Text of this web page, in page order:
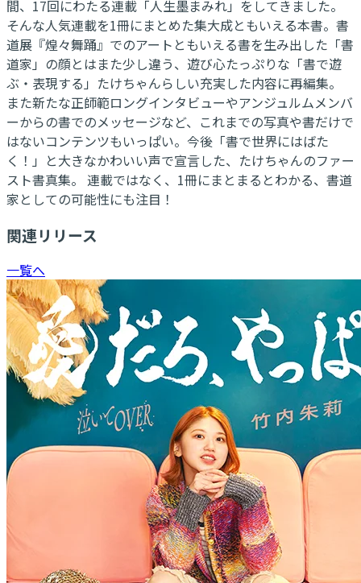
間、17回にわたる連載「人生墨まみれ」をしてきました。
そんな人気連載を1冊にまとめた集大成ともいえる本書。書
道展『煌々舞踊』でのアートともいえる書を生み出した「書
道家」の顔とはまた少し違う、遊び心たっぷりな「書で遊
ぶ・表現する」たけちゃんらしい充実した内容に再編集。
また新たな正師範ロングインタビューやアンジュルムメンバ
ーからの書でのメッセージなど、これまでの写真や書だけで
はないコンテンツもいっぱい。今後「書で世界にはばた
く！」と大きなかわいい声で宣言した、たけちゃんのファー
スト書真集。 連載ではなく、1冊にまとまるとわかる、書道
家としての可能性にも注目！
関連リリース
一覧へ